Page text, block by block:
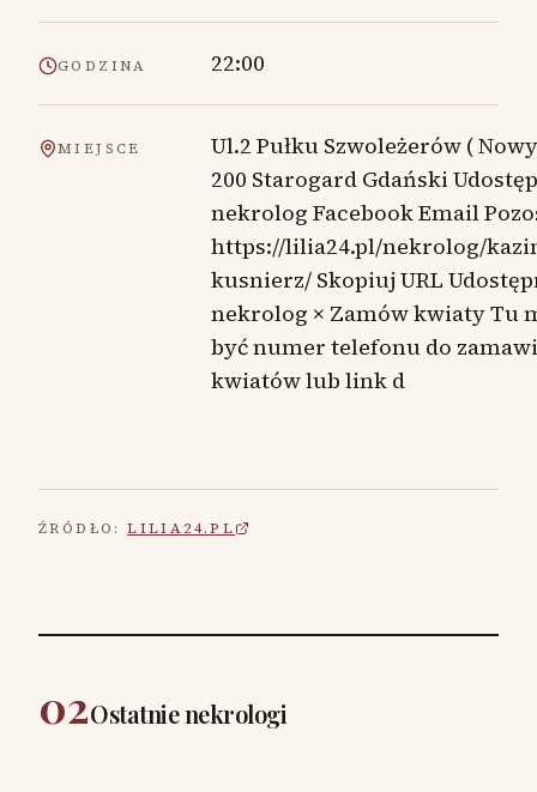
GODZINA 22:00
MIEJSCE
Ul.2 Pułku Szwoleżerów (
200 Starogard Gdański
nekrolog Facebook Email
https://lilia24.pl/nekrolog/
kusnierz/ Skopiuj URL
nekrolog × Zamów kwiaty Tu
być numer telefonu do
kwiatów lub link d
ŹRÓDŁO: LILIA24.PL
02Ostatnie nekrologi